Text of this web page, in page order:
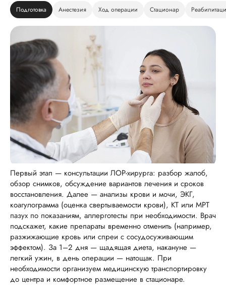
Подготовка Анестезия Ход операции Стационар
Первый этап — консультации ЛОР-хирурга: разбор жалоб,
обзор снимков, обсуждение вариантов лечения и сроков
восстановления. Далее — анализы крови и мочи, ЭКГ,
коагулограмма (оценка свертываемости крови), КТ или МРТ
пазух по показаниям, аллерготесты при необходимости. Врач
подскажет, какие препараты временно отменить (например,
разжижающие кровь или спреи с сосудосуживающим
эффектом). За 1–2 дня — щадящая диета, накануне —
легкий ужин, в день операции — натощак. При
необходимости организуем медицинскую транспортировку
до центра и комфортное размещение в стационаре.